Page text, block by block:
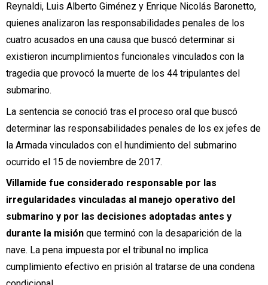
Reynaldi, Luis Alberto Giménez y Enrique Nicolás Baronetto,
quienes analizaron las responsabilidades penales de los
cuatro acusados en una causa que buscó determinar si
existieron incumplimientos funcionales vinculados con la
tragedia que provocó la muerte de los 44 tripulantes del
submarino.
La sentencia se conoció tras el proceso oral que buscó
determinar las responsabilidades penales de los ex jefes de
la Armada vinculados con el hundimiento del submarino
ocurrido el 15 de noviembre de 2017.
Villamide fue considerado responsable por las
irregularidades vinculadas al manejo operativo del
submarino y por las decisiones adoptadas antes y
durante la misión que terminó con la desaparición de la
nave. La pena impuesta por el tribunal no implica
cumplimiento efectivo en prisión al tratarse de una condena